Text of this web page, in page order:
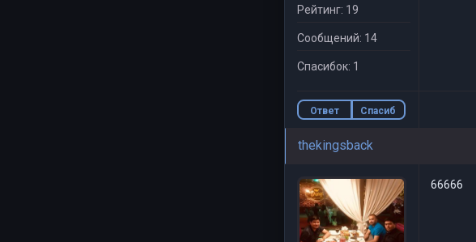
Рейтинг: 19
Сообщений: 14
Спасибок: 1
Ответ
Спасиб
thekingsback
66666